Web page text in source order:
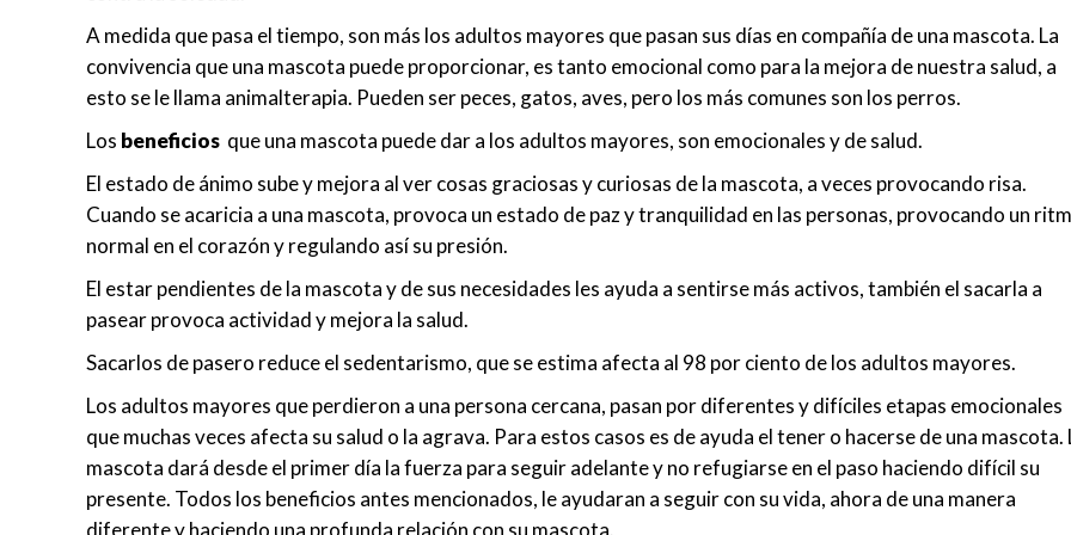
A medida que pasa el tiempo, son más los adultos mayores que pasan sus días en compañía de una mascota. La
convivencia que una mascota puede proporcionar, es tanto emocional como para la mejora de nuestra salud, a
esto se le llama animalterapia. Pueden ser peces, gatos, aves, pero los más comunes son los perros.
Los beneficios que una mascota puede dar a los adultos mayores, son emocionales y de salud.
El estado de ánimo sube y mejora al ver cosas graciosas y curiosas de la mascota, a veces provocando risa.
Cuando se acaricia a una mascota, provoca un estado de paz y tranquilidad en las personas, provocando un
normal en el corazón y regulando así su presión.
El estar pendientes de la mascota y de sus necesidades les ayuda a sentirse más activos, también el sacarla a
pasear provoca actividad y mejora la salud.
Sacarlos de pasero reduce el sedentarismo, que se estima afecta al 98 por ciento de los adultos mayores.
Los adultos mayores que perdieron a una persona cercana, pasan por diferentes y difíciles etapas emocionales
que muchas veces afecta su salud o la agrava. Para estos casos es de ayuda el tener o hacerse de una mascota.
mascota dará desde el primer día la fuerza para seguir adelante y no refugiarse en el paso haciendo difícil su
presente. Todos los beneficios antes mencionados, le ayudaran a seguir con su vida, ahora de una manera
diferente y haciendo una profunda relación con su mascota.